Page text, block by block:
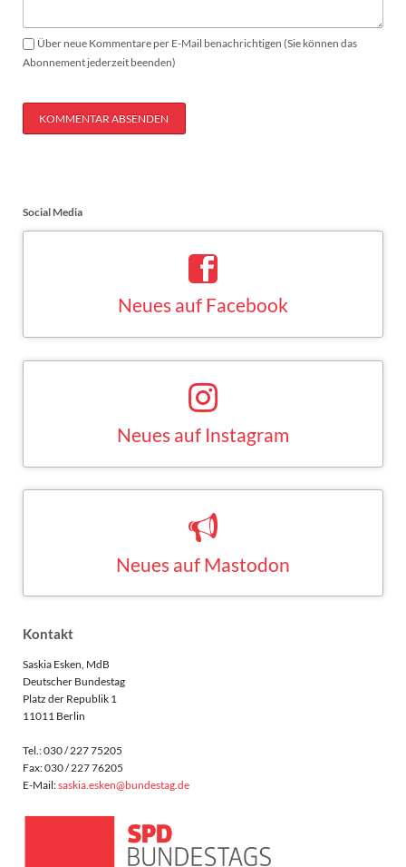
Über neue Kommentare per E-Mail benachrichtigen (Sie können das
Abonnement jederzeit beenden)
KOMMENTAR ABSENDEN
Social Media
Kontakt
Saskia Esken, MdB
Deutscher Bundestag
Platz der Republik 1
11011 Berlin
Tel.: 030 / 227 75205
Fax: 030 / 227 76205
E-Mail:saskia.esken@bundestag.de